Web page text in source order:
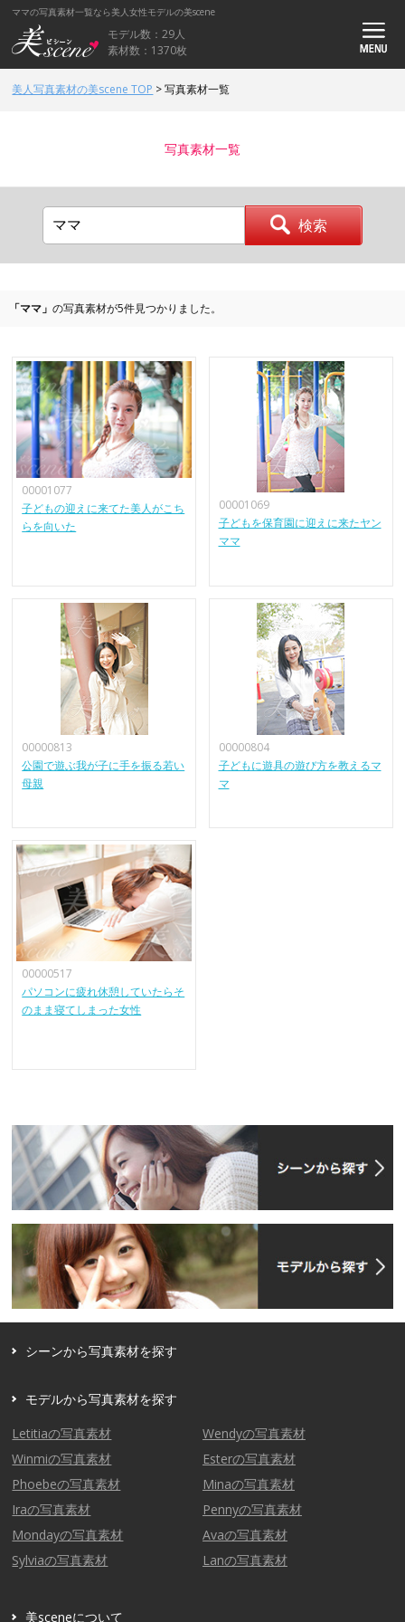
ママの写真素材一覧なら美人女性モデルの美scene
モデル数：29人
素材数：1370枚
美人写真素材の美scene TOP >写真素材一覧
写真素材一覧
「ママ」 の写真素材が5件見つかりました。
00001077
子どもの迎えに来てた美人がこち
らを向いた
00001069
子どもを保育園に迎えに来たヤン
ママ
00000813
公園で遊ぶ我が子に手を振る若い
母親
00000804
子どもに遊具の遊び方を教えるマ
マ
00000517
パソコンに疲れ休憩していたらそ
のまま寝てしまった女性
シーンから写真素材を探す
モデルから写真素材を探す
Letitiaの写真素材
Wendyの写真素材
Winmiの写真素材
Esterの写真素材
Phoebeの写真素材
Minaの写真素材
Iraの写真素材
Pennyの写真素材
Mondayの写真素材
Avaの写真素材
Sylviaの写真素材
Lanの写真素材
美sceneについて